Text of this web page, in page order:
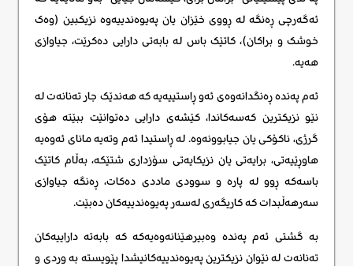
ئەگەرچی ڕەنگە لە ڕووی خێزان یان پەیوەندییەوە نزیکبین (وەک
خوشک و براکان)، کاتێک باس لە بابەتی دارایی دەکرێت، جیاوازی
هەیە.
ئەم پەندە ڕەنگدانەوەی ئەو ڕاستییەیە کە هەندێک جار تەنانەت لە
نێو نزیکترین کەسەکاندا، کێشەی دارایی دەتوانێت ببێتە هۆی
گرژی، ناکۆکی یان جیابوونەوە. لە ڕاستیدا ئەم وتەیە مانای ئەوەیە
هاوڕێیەتی، برایەتی یان نزیکایەتی سۆزداری شتێکە، بەڵام کاتێک
باسەکە ڕوو لە پارە و سوودی ماددی دەکات، ڕەنگە جیاوازی
سەرهەڵبدات کە کاریگەری لەسەر پەیوەندییەکان دەبێت.
بە گشتی ئەم پەندە وەبیرهێنانەوەیەکە کە بابەتە داراییەکان
تەنانەت لە نێوان نزیکترین پەیوەندییەکانیشدا پێویستە بە وردی و